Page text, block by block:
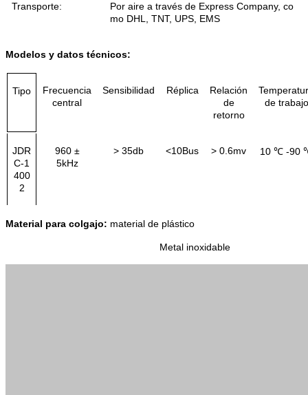
Transporte:
Por aire a través de Express Company, co
mo DHL, TNT, UPS, EMS
Modelos y datos técnicos:
Tipo
Frecuencia
central
Sensibilidad Réplica
Relación
de
retorno
de trabajo
JDR
C-1
400
2
960 ±
5kHz
> 35db <10Bus > 0.6mv 10 ℃ -90
Material para colgajo: material de plástico
Metal inoxidable